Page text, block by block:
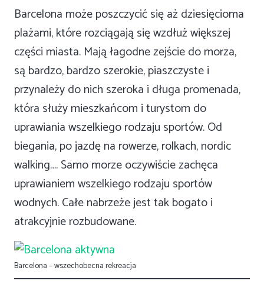
Barcelona może poszczycić się aż dziesięcioma
plażami, które rozciągają się wzdłuż większej
części miasta. Mają łagodne zejście do morza,
są bardzo, bardzo szerokie, piaszczyste i
przynależy do nich szeroka i długa promenada,
która służy mieszkańcom i turystom do
uprawiania wszelkiego rodzaju sportów. Od
biegania, po jazdę na rowerze, rolkach, nordic
walking…. Samo morze oczywiście zachęca
uprawianiem wszelkiego rodzaju sportów
wodnych. Całe nabrzeże jest tak bogato i
atrakcyjnie rozbudowane.
Barcelona – wszechobecna rekreacja